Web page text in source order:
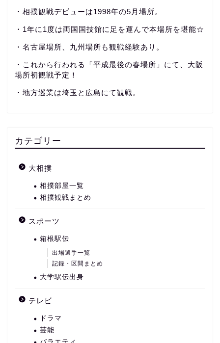
・相撲観戦デビューは1998年の5月場所。
・1年に1度は両国国技館に足を運んで本場所を堪能☆
・名古屋場所、九州場所も観戦経験あり。
・これから行われる「平成最後の春場所」にて、大阪
場所初観戦予定！
・地方巡業は埼玉と広島にて観戦。
カテゴリー
大相撲
相撲部屋一覧
相撲観戦まとめ
スポーツ
箱根駅伝
出場選手一覧
記録・区間まとめ
大学駅伝出身
テレビ
ドラマ
芸能